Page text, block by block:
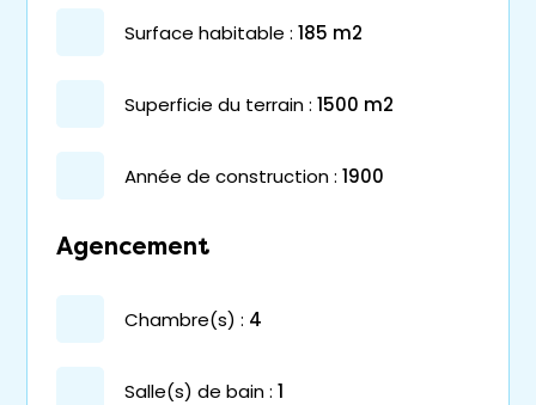
surface habitable : 185 m2
superficie du terrain : 1500 m2
année de construction : 1900
Agencement
chambre(s) : 4
salle(s) de bain : 1